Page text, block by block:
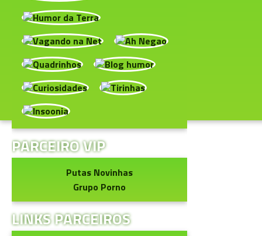
PARCEIRO VIP
Putas Novinhas
Grupo Porno
LINKS PARCEIROS